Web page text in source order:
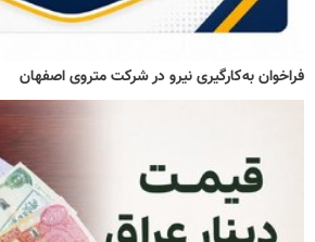
فراخوان به‌کارگیری نیرو در شرکت متروی اصفهان